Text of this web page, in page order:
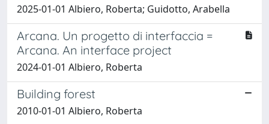
2025-01-01 Albiero, Roberta; Guidotto, Arabella
Arcana. Un progetto di interfaccia =
Arcana. An interface project
2024-01-01 Albiero, Roberta
Building forest
2010-01-01 Albiero, Roberta